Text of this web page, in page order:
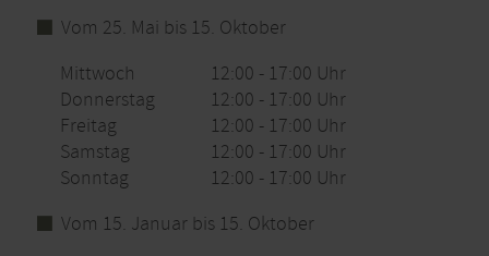
Vom 25. Mai bis 15. Oktober
Mittwoch
12:00 - 17:00 Uhr
Donnerstag
12:00 - 17:00 Uhr
Freitag
12:00 - 17:00 Uhr
Samstag
12:00 - 17:00 Uhr
Sonntag
12:00 - 17:00 Uhr
Vom 15. Januar bis 15. Oktober